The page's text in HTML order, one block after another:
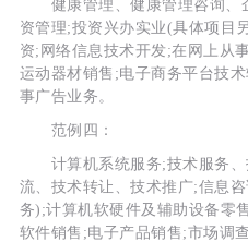
健康管理、健康管理咨询、
资管理;投资兴办实业(具体项目
资;网络信息技术开发;在网上从
运动器材销售;电子商务平台技
事广告业务。
范例四：
计算机系统服务;技术服务、
流、技术转让、技术推广;信息
务);计算机软硬件及辅助设备零
软件销售;电子产品销售;市场调